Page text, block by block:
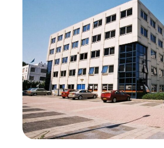
creëren
we
menswaardige
huisvesting,
ongeacht
de
uitdaging